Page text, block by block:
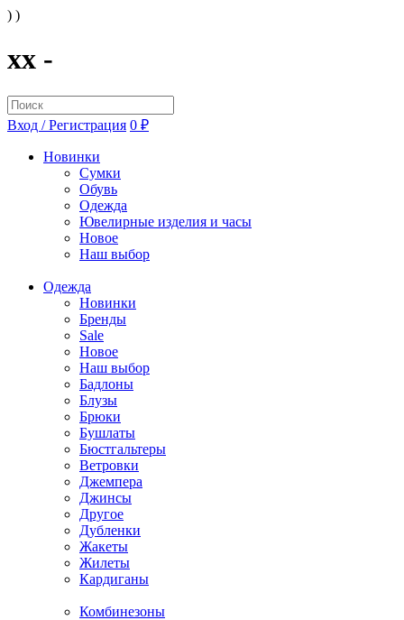
) )
xx -
Вход / Регистрация 0 ₽
Новинки
Сумки
Обувь
Одежда
Ювелирные изделия и часы
Новое
Наш выбор
Одежда
Новинки
Бренды
Sale
Новое
Наш выбор
Бадлоны
Блузы
Брюки
Бушлаты
Бюстгальтеры
Ветровки
Джемпера
Джинсы
Другое
Дубленки
Жакеты
Жилеты
Кардиганы
Комбинезоны